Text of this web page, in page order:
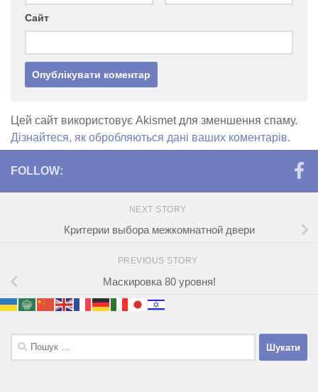
Сайт
Цей сайт використовує Akismet для зменшення спаму.
Дізнайтеся, як обробляються дані ваших коментарів.
FOLLOW:
NEXT STORY
Критерии выбора межкомнатной двери
PREVIOUS STORY
Маскировка 80 уровня!
Пошук: